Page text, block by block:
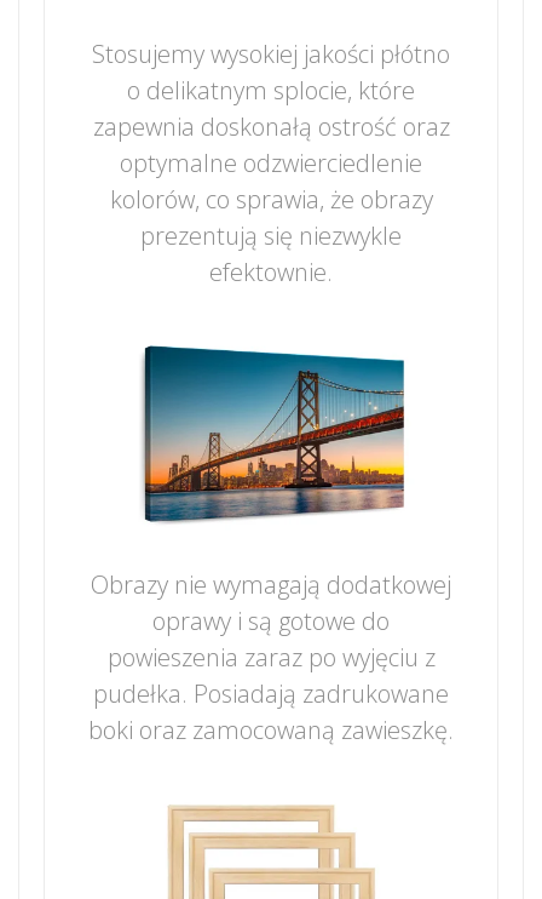
Stosujemy wysokiej jakości płótno
o delikatnym splocie, które
zapewnia doskonałą ostrość oraz
optymalne odzwierciedlenie
kolorów, co sprawia, że obrazy
prezentują się niezwykle
efektownie.
Obrazy nie wymagają dodatkowej
oprawy i są gotowe do
powieszenia zaraz po wyjęciu z
pudełka. Posiadają zadrukowane
boki oraz zamocowaną zawieszkę.